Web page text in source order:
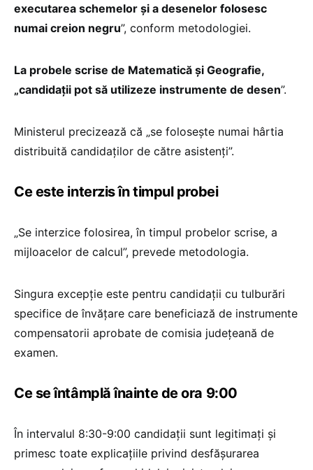
executarea schemelor şi a desenelor folosesc
numai creion negru”, conform metodologiei.
La probele scrise de Matematică și Geografie,
„candidaţii pot să utilizeze instrumente de desen”.
Ministerul precizează că „se folosește numai hârtia
distribuită candidaților de către asistenți”.
Ce este interzis în timpul probei
„Se interzice folosirea, în timpul probelor scrise, a
mijloacelor de calcul”, prevede metodologia.
Singura excepție este pentru candidații cu tulburări
specifice de învățare care beneficiază de instrumente
compensatorii aprobate de comisia județeană de
examen.
Ce se întâmplă înainte de ora 9:00
În intervalul 8:30-9:00 candidații sunt legitimați și
primesc toate explicațiile privind desfășurarea